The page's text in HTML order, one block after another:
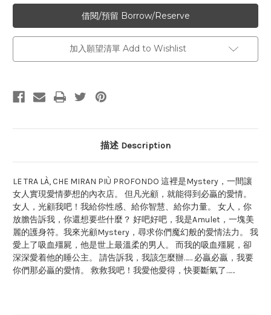
加入願望清單 Add to Wishlist
描述 Description
LE TRA LÀ, CHE MIRAN PIÙ PROFONDO 這裡是Mystery，一間讓
女人實現愛情夢想的內衣店。 但凡光顧，就能得到必贏的愛情。
女人，光顧我吧！我給你性感、給你智慧、給你力量。 女人，你
放膽告訴我，你還想要些什麼？ 好吧好吧，我是Amulet，一塊美
麗的護身符。我來光顧Mystery，尋求你們魔幻般的愛情法力。 我
愛上了吸血殭屍，他是世上最溫柔的男人。 而我的吸血殭屍，卻
深深愛着他的睡公主。 請告訴我，我該怎麼辦…… 必贏必贏，我要
你們那必贏的愛情。 救救我吧！我愛他愛得，快要斷氣了……